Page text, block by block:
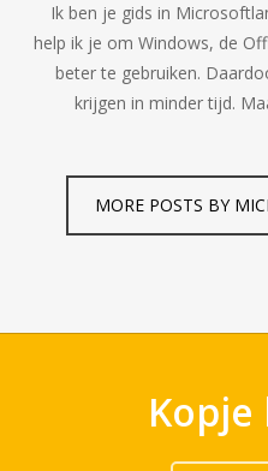
Ik ben je gids in
help ik je om Windows, de
beter te gebruiken.
krijgen in minder tijd.
MORE POSTS BY
Kopje